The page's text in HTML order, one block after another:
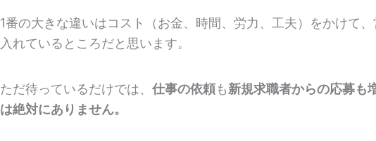
1番の大きな違いはコスト（お金、時間、労力、工夫）をかけて
入れているところだと思います。
ただ待っているだけでは、 仕事の依頼も新規求職者からの応募も
は絶対にありません。